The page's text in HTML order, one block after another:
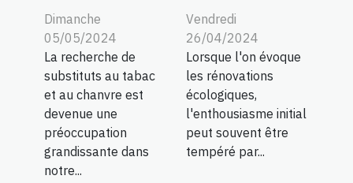
Dimanche
05/05/2024
La recherche de
substituts au tabac
et au chanvre est
devenue une
préoccupation
grandissante dans
notre...
Vendredi
26/04/2024
Lorsque l'on évoque
les rénovations
écologiques,
l'enthousiasme initial
peut souvent être
tempéré par...